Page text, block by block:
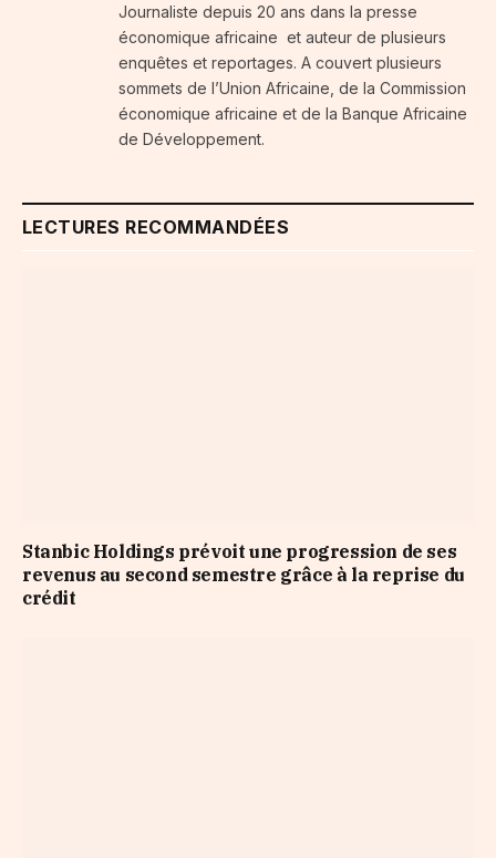
Journaliste depuis 20 ans dans la presse
économique africaine et auteur de plusieurs
enquêtes et reportages. A couvert plusieurs
sommets de l’Union Africaine, de la Commission
économique africaine et de la Banque Africaine
de Développement.
LECTURES RECOMMANDÉES
Stanbic Holdings prévoit une progression de ses
revenus au second semestre grâce à la reprise du
crédit